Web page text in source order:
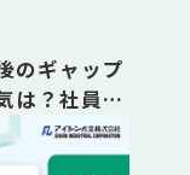
のギャップ
は？社員